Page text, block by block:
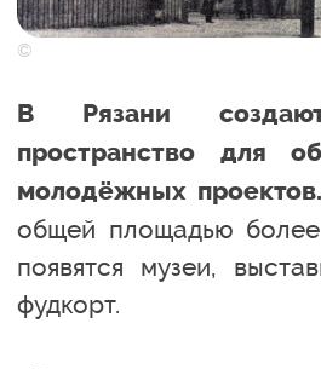
©
В Рязани
пространство для
молодёжных проектов.
общей площадью
появятся музеи,
фудкорт.